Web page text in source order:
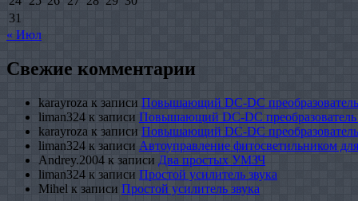
31
« Июл
Свежие комментарии
karayroza к записи Повышающий DC-DC
liman324 к записи Повышающий DC-DC
karayroza к записи Повышающий DC-DC
liman324 к записи Автоуправление фитосветильником
Andrey.2004 к записи Два простых УМЗЧ
liman324 к записи Простой усилитель звука
Mihel к записи Простой усилитель звука